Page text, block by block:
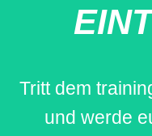
Tritt dem
und werde